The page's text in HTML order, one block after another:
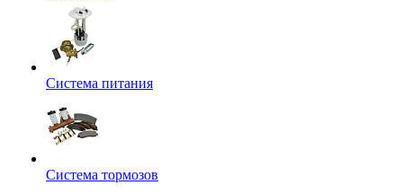
Система питания
Система тормозов